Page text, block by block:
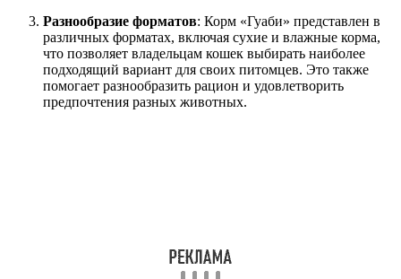
Разнообразие форматов: Корм «Гуаби» представлен в
различных форматах, включая сухие и влажные корма,
что позволяет владельцам кошек выбирать наиболее
подходящий вариант для своих питомцев. Это также
помогает разнообразить рацион и удовлетворить
предпочтения разных животных.